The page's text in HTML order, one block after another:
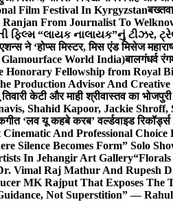
Film Festival In Kyrgyzstan
From Journalist To
ફિલ્મ “લાયક નાલાયક”નું ટીઝર,
ने ‘होप्स मिस्टर, मिस एंड मिसेज
World India)बालगंधर्व
Honorary Fellowship from Royal
Production Advisor And
केटी और माही श्रीवास्तव का
Shahid Kapoor, Jackie
‘लव यू कहबे करब’ वर्ल्डवाइड
And Professional Choice
Silence Becomes Form” Solo
In Jehangir Art Gallery
Vimal Raj Mathur And Rupesh
MK Rajput That Exposes
Not Superstition” —